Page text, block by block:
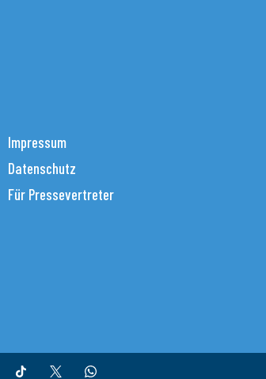
Impressum
Datenschutz
Für Pressevertreter